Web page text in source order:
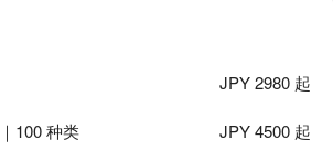
JPY 2980 起
100 种类 JPY 4500 起